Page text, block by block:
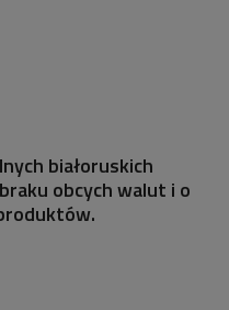
białoruskich
obcych walut i o